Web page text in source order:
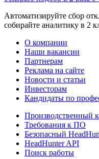
Автоматизируйте сбор
собирайте аналитику в 2
О компании
Наши вакансии
Партнерам
Реклама на сайте
Новости и статьи
Инвесторам
Кандидаты по
Производственный
Требования к ПО
Безопасный
HeadHunter API
Поиск работы